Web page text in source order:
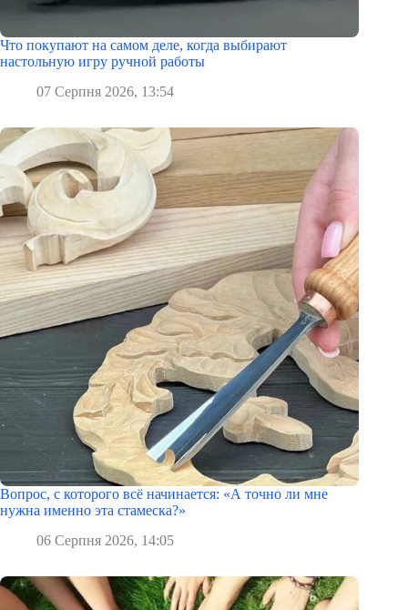
Что покупают на самом деле, когда выбирают
настольную игру ручной работы
07 Серпня 2026, 13:54
Вопрос, с которого всё начинается: «А точно ли мне
нужна именно эта стамеска?»
06 Серпня 2026, 14:05